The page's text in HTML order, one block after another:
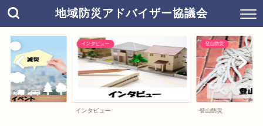
地域防災アドバイザー協議会
インタビュー
インタビュー
登山防災
登山防災